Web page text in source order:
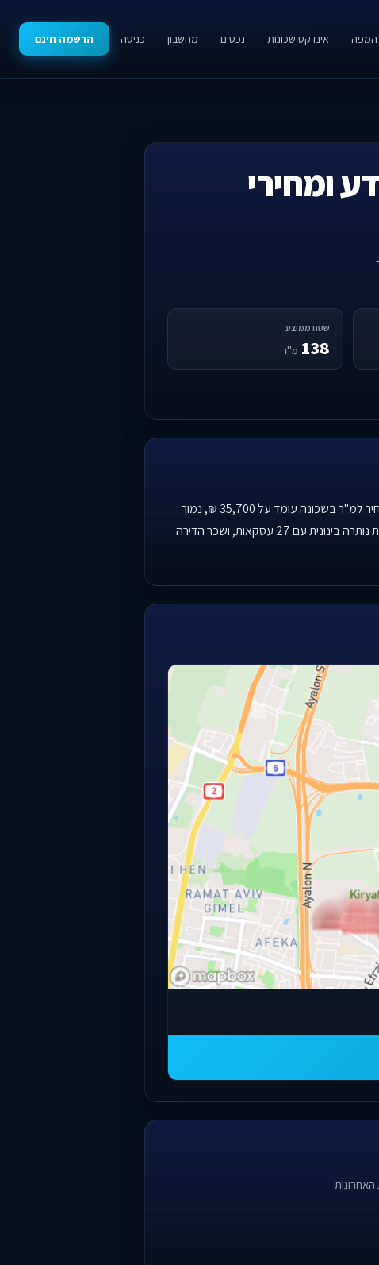
המפה אינדקס שכונות נכסים מחשבון כניסה הרשמה חינם
ומחירי
שטח ממוצע
138 מ"ר
שכונת נוה רסקו ברמת השרון נחשבת לוותיקה ויוקרתית, עם דירוג סוציו-אקונומי גבוה במיוחד (10 מתוך 10). אומדן המחיר למ"ר בשכונה עומד על 35,700 ₪, נמוך
מעט משכונות מובילות אחרות בעיר, והשכונה חוותה ירידת מחירים של 17.9% בשנה האחרונה. עם זאת, רמת הסחירות נותרה בינונית עם 27 עסקאות, ושכר הדירה